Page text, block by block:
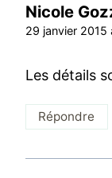
Nicole
29 janvier 2015
Les détails
Répondre